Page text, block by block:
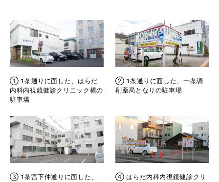
① 1条通りに面した、はらだ
内科内視鏡健診クリニック横の
駐車場
② 1条通りに面した、一条調
剤薬局となりの駐車場
③ 1条宮下仲通りに面した、
④ はらだ内科内視鏡健診クリ